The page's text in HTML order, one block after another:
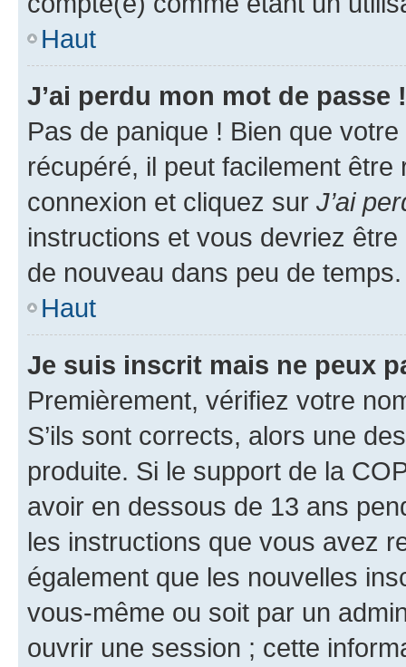
Haut
J’ai perdu mon mot de passe !
Pas de panique ! Bien que
récupéré, il peut facilement
connexion et cliquez sur J’ai
instructions et vous devriez
de nouveau dans peu de temps.
Haut
Je suis inscrit mais ne peux
Premièrement, vérifiez votre
S’ils sont corrects, alors une
produite. Si le support de la
avoir en dessous de 13 ans
les instructions que vous avez
également que les nouvelles
vous-même ou soit par un
ouvrir une session ; cette